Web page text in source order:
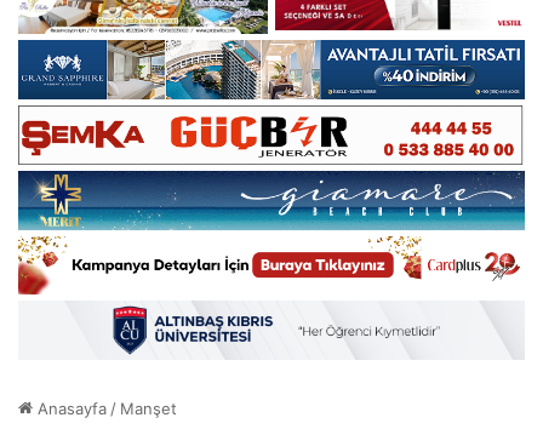
Anasayfa/ Manşet